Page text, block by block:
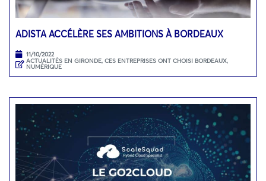
ADISTA ACCÉLÈRE SES AMBITIONS À BORDEAUX
11/10/2022
ACTUALITÉS EN GIRONDE, CES ENTREPRISES ONT CHOISI BORDEAUX,
NUMÉRIQUE